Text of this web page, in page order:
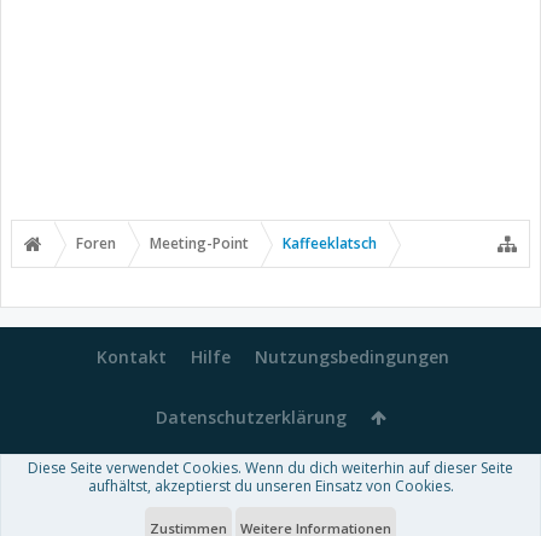
Foren Meeting-Point Kaffeeklatsch
Kontakt Hilfe Nutzungsbedingungen
Datenschutzerklärung
Forum software by XenForo™-Deutsch von xenDach
Theme designed byThemeHouse
Diese Seite verwendet Cookies. Wenn du dich weiterhin auf dieser Seite
aufhältst, akzeptierst du unseren Einsatz von Cookies.
Zustimmen Weitere Informationen